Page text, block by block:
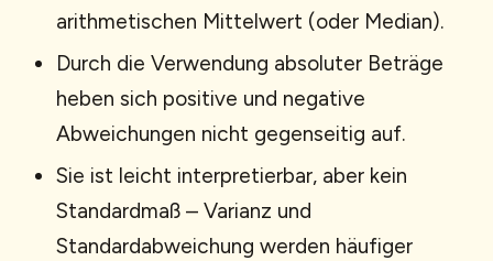
arithmetischen Mittelwert (oder Median).
Durch die Verwendung absoluter Beträge
heben sich positive und negative
Abweichungen nicht gegenseitig auf.
Sie ist leicht interpretierbar, aber kein
Standardmaß – Varianz und
Standardabweichung werden häufiger